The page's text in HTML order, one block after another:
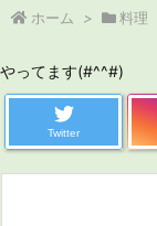
ホーム > 料理
やってます(#^^#)
Twitter